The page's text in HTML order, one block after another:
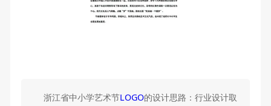
浙江省中小学艺术节LOGO的设计思路：行业设计取